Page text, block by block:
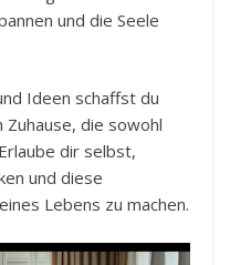
und die Seele
Ideen schaffst du
Zuhause, die sowohl
dir selbst,
und diese
Lebens zu machen.